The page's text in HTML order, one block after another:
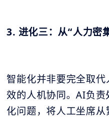
3. 进化三：从“人力密
智能化并非要完全取
效的人机协同。AI负
化问题，将人工坐席从